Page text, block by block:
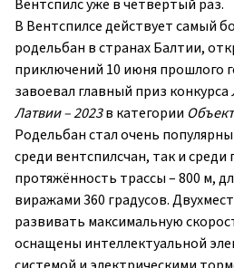
Вентспилс уже в четвёртый раз.
В Вентспилсе действует самый
родельбан в странах Балтии,
приключений 10 июня прошлого
завоевал главный приз конкурса
Латвии – 2023в категории
Родельбан стал очень
среди вентспилсчан, так и среди
протяжённость трассы – 800 м,
виражами 360 градусов.
развивать максимальную
оснащены интеллектуальной